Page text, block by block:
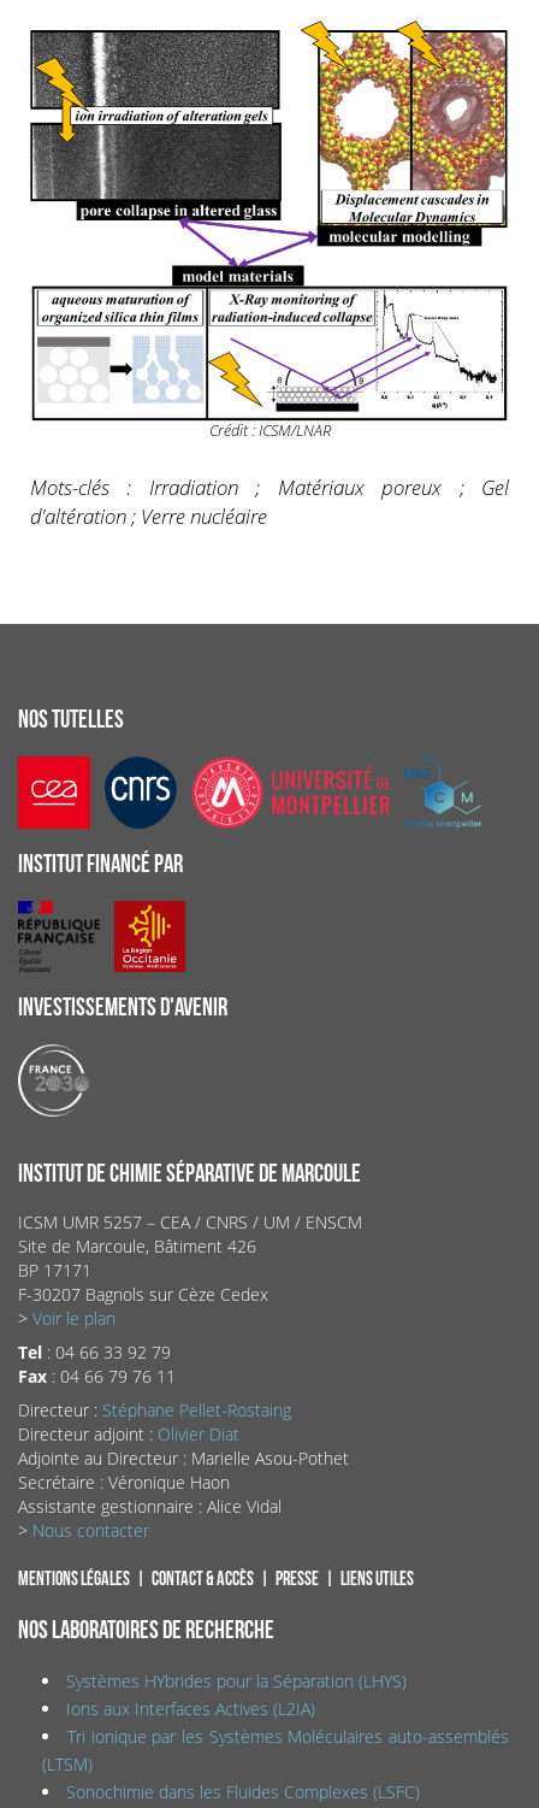
Crédit : ICSM/LNAR
Mots-clés : Irradiation ; Matériaux poreux ; Gel
d'altération ; Verre nucléaire
NOS TUTELLES
INSTITUT FINANCÉ PAR
INVESTISSEMENTS D'AVENIR
INSTITUT DE CHIMIE SÉPARATIVE DE MARCOULE
ICSM UMR 5257 – CEA / CNRS / UM / ENSCM
Site de Marcoule, Bâtiment 426
BP 17171
F-30207 Bagnols sur Cèze Cedex
> Voir le plan
Tel : 04 66 33 92 79
Fax : 04 66 79 76 11
Directeur : Stéphane Pellet-Rostaing
Directeur adjoint : Olivier Diat
Adjointe au Directeur : Marielle Asou-Pothet
Secrétaire : Véronique Haon
Assistante gestionnaire : Alice Vidal
> Nous contacter
Mentions légales Contact & accès Presse Liens utiles
NOS LABORATOIRES DE RECHERCHE
Systèmes HYbrides pour la Séparation (LHYS)
Ions aux Interfaces Actives (L2IA)
Tri ionique par les Systèmes Moléculaires auto-assemblés
(LTSM)
Sonochimie dans les Fluides Complexes (LSFC)